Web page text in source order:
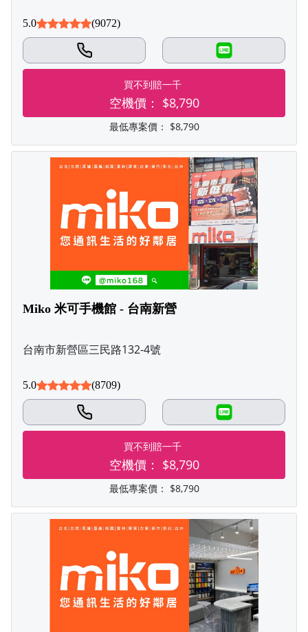
5.0 (9072)
LINE
買不到賠一千
空機價： $8,790
最低專案價： $8,790
Miko 米可手機館 - 台南新營
台南市新營區三民路132-4號
5.0 (8709)
LINE
買不到賠一千
空機價： $8,790
最低專案價： $8,790